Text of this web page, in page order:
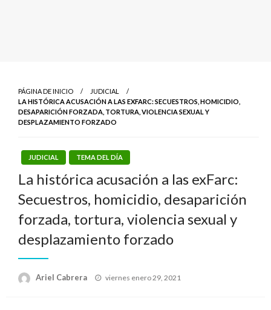
PÁGINA DE INICIO
JUDICIAL
LA HISTÓRICA ACUSACIÓN A LAS EXFARC: SECUESTROS, HOMICIDIO,
DESAPARICIÓN FORZADA, TORTURA, VIOLENCIA SEXUAL Y
DESPLAZAMIENTO FORZADO
JUDICIAL TEMA DEL DÍA
La histórica acusación a las exFarc:
Secuestros, homicidio, desaparición
forzada, tortura, violencia sexual y
desplazamiento forzado
Ariel Cabrera
Publicado
viernes enero 29, 2021